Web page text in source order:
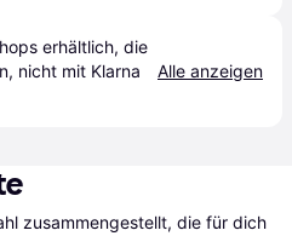
erhältlich, die
nicht mit Klarna
Alle anzeigen
zusammengestellt, die für dich